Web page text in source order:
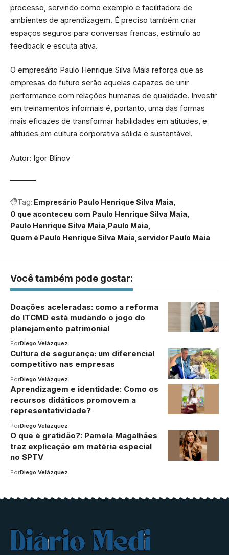
processo, servindo como exemplo e facilitadora de
ambientes de aprendizagem. É preciso também criar
espaços seguros para conversas francas, estímulo ao
feedback e escuta ativa.
O empresário Paulo Henrique Silva Maia reforça que as
empresas do futuro serão aquelas capazes de unir
performance com relações humanas de qualidade. Investir
em treinamentos informais é, portanto, uma das formas
mais eficazes de transformar habilidades em atitudes, e
atitudes em cultura corporativa sólida e sustentável.
Autor: Igor Blinov
Tag: Empresário Paulo Henrique Silva Maia
O que aconteceu com Paulo Henrique Silva Maia
Paulo Henrique Silva Maia Paulo Maia
Quem é Paulo Henrique Silva Maia servidor Paulo Maia
Você também pode gostar:
Doações aceleradas: como a reforma
do ITCMD está mudando o jogo do
planejamento patrimonial
PorDiego Velázquez
Cultura de segurança: um diferencial
competitivo nas empresas
PorDiego Velázquez
Aprendizagem e identidade: Como os
recursos didáticos promovem a
representatividade?
PorDiego Velázquez
O que é gratidão?: Pamela Magalhães
traz explicação em matéria especial
no SPTV
PorDiego Velázquez